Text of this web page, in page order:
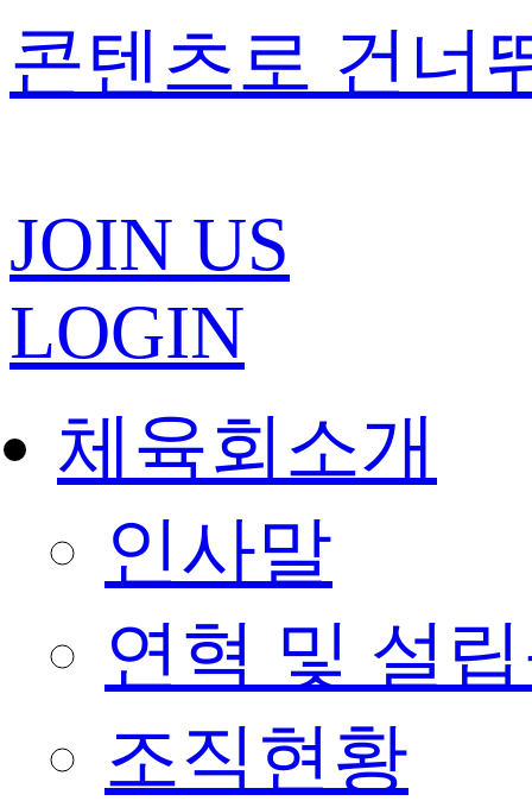
콘텐츠로 건너
JOIN US
LOGIN
체육회소개
인사말
연혁 및 설
조직현황